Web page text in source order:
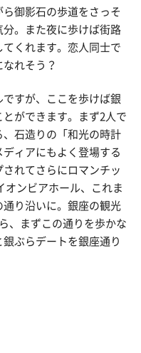
御影石の歩道をさっそ
。また夜に歩けば街路
くれます。恋人同士で
れそう？
すが、ここを歩けば銀
ができます。まず2人で
石造りの「和光の時計
ィアにもよく登場する
れてさらにロマンチッ
オンビアホール、これま
り沿いに。銀座の観光
、まずこの通りを歩かな
ぶらデートを銀座通り